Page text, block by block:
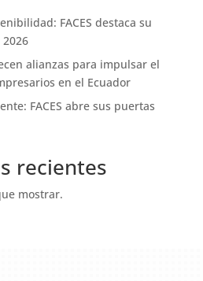
FACES destaca su
alianzas para impulsar el
en el Ecuador
FACES abre sus puertas
recientes
mostrar.